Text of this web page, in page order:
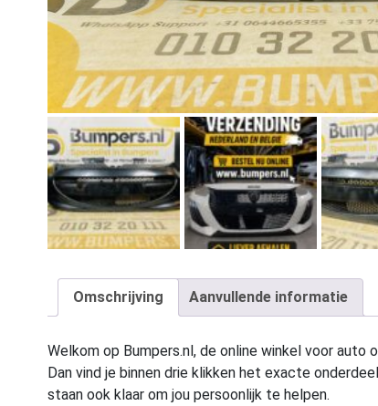
Omschrijving Aanvullende informatie
Welkom op Bumpers.nl, de online winkel voor
Dan vind je binnen drie klikken het exacte
staan ook klaar om jou persoonlijk te helpen.